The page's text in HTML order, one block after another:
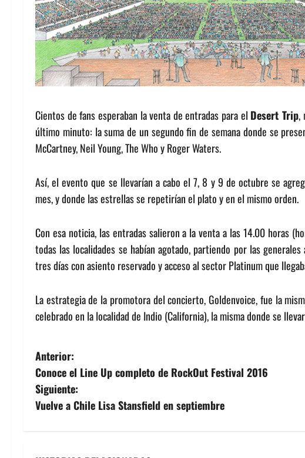
Cientos de fans esperaban la venta de entradas para el Desert Trip,
último minuto: la suma de un segundo fin de semana donde se
McCartney, Neil Young, The Who y Roger Waters.
Así, el evento que se llevarían a cabo el 7, 8 y 9 de octubre se
mes, y donde las estrellas se repetirían el plato y en el mismo orden.
Con esa noticia, las entradas salieron a la venta a las 14.00 horas
todas las localidades se habían agotado, partiendo por las
tres días con asiento reservado y acceso al sector Platinum que
La estrategia de la promotora del concierto, Goldenvoice, fue la
celebrado en la localidad de Indio (California), la misma donde se
N
a
v
Anterior:
Conoce el Line Up completo de RockOut Festival 2016
Siguiente:
Vuelve a Chile Lisa Stansfield en septiembre